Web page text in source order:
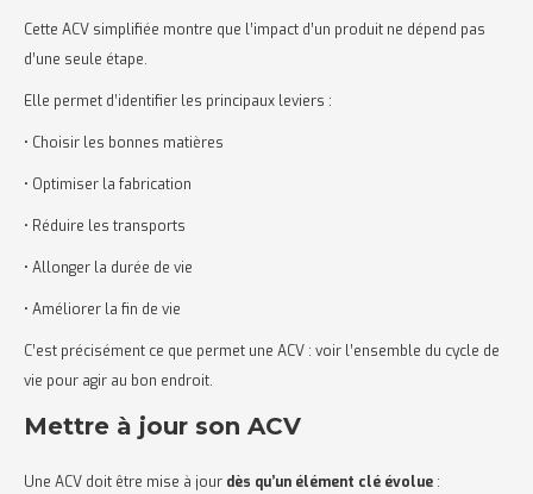
Cette ACV simplifiée montre que l’impact d’un produit ne dépend pas
d’une seule étape.
Elle permet d’identifier les principaux leviers :
• Choisir les bonnes matières
• Optimiser la fabrication
• Réduire les transports
• Allonger la durée de vie
• Améliorer la fin de vie
C’est précisément ce que permet une ACV : voir l’ensemble du cycle de
vie pour agir au bon endroit.
Mettre à jour son ACV
Une ACV doit être mise à jour dès qu’un élément clé évolue :